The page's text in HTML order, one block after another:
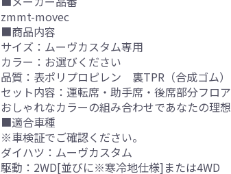
zmmt-movec
■商品内容
サイズ：ムーヴカスタム専用
カラー：お選びください
品質：表ポリプロピレン 裏TPR（合成ゴム）
セット内容：運転席・助手席・後席部分フロ
おしゃれなカラーの組み合わせであなたの理
■適合車種
※車検証でご確認ください。
ダイハツ：ムーヴカスタム
駆動：2WD[並びに※寒冷地仕様]または4WD